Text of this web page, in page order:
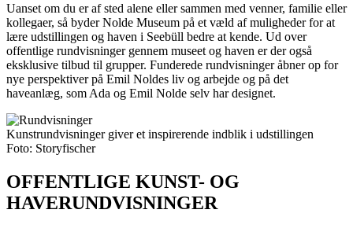
Uanset om du er af sted alene eller sammen med venner, familie eller
kollegaer, så byder Nolde Museum på et væld af muligheder for at
lære udstillingen og haven i Seebüll bedre at kende. Ud over
offentlige rundvisninger gennem museet og haven er der også
eksklusive tilbud til grupper. Funderede rundvisninger åbner op for
nye perspektiver på Emil Noldes liv og arbejde og på det
haveanlæg, som Ada og Emil Nolde selv har designet.
Kunstrundvisninger giver et inspirerende indblik i udstillingen
Foto: Storyfischer
OFFENTLIGE KUNST- OG
HAVERUNDVISNINGER